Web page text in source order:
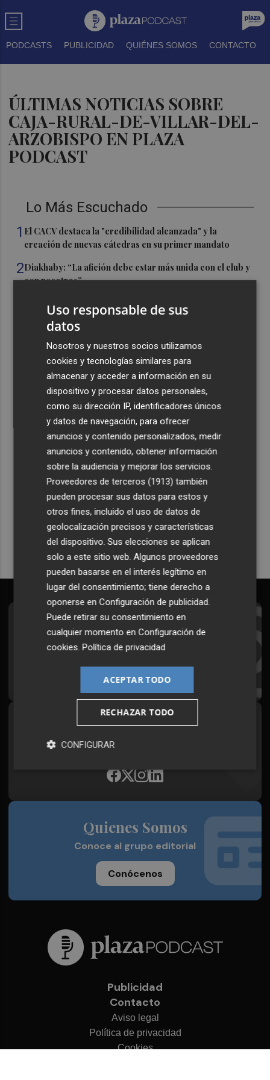
PODCASTS PUBLICIDAD QUIÉNES SOMOS CONTACTO
ÚLTIMAS NOTICIAS SOBRE
CAJA-RURAL-DE-VILLAR-DEL-
ARZOBISPO EN PLAZA
PODCAST
Lo Más Escuchado
1 El CACV destaca la "credibilidad alcanzada" y la
creación de nuevas cátedras en su primer mandato
2Diakhaby: “La afición debe estar más unida con el club y
con nosotros”
Pepelu: "Hasta la expulsión hemos trabajado como
hemos entrenado"
Controlado el incendio en Sierra Engarcerán (Castellón)
La capacidad de los modelos de IA para burlar la
seguridad alarma a gobiernos y empresas
Recibe toda la actualidad de
Plaza Podcast en tu correo
Quiero suscribirme
Suscríbete al Boletín
Todos los días a primera hora en tu email
¡Quiero suscribirme!
Síguenos en redes
Plaza Podcast, desde cualquier medio
Quienes Somos
Conoce al grupo editorial
Conócenos
Publicidad
Contacto
Aviso legal
Política de privacidad
Cookies
Uso responsable de sus
datos
Nosotros y nuestros socios utilizamos
cookies y tecnologías similares para
almacenar y acceder a información en su
dispositivo y procesar datos personales,
como su dirección IP, identificadores únicos
y datos de navegación, para ofrecer
anuncios y contenido personalizados, medir
anuncios y contenido, obtener información
sobre la audiencia y mejorar los servicios.
Proveedores de terceros (1913) también
pueden procesar sus datos para estos y
otros fines, incluido el uso de datos de
geolocalización precisos y características
del dispositivo. Sus elecciones se aplican
solo a este sitio web. Algunos proveedores
pueden basarse en el interés legítimo en
lugar del consentimiento; tiene derecho a
oponerse enConfiguración de publicidad
Puede retirar su consentimiento en
cualquier momento enConfiguración de
cookies .Política de privacidad
ACEPTAR TODO
RECHAZAR TODO
CONFIGURAR